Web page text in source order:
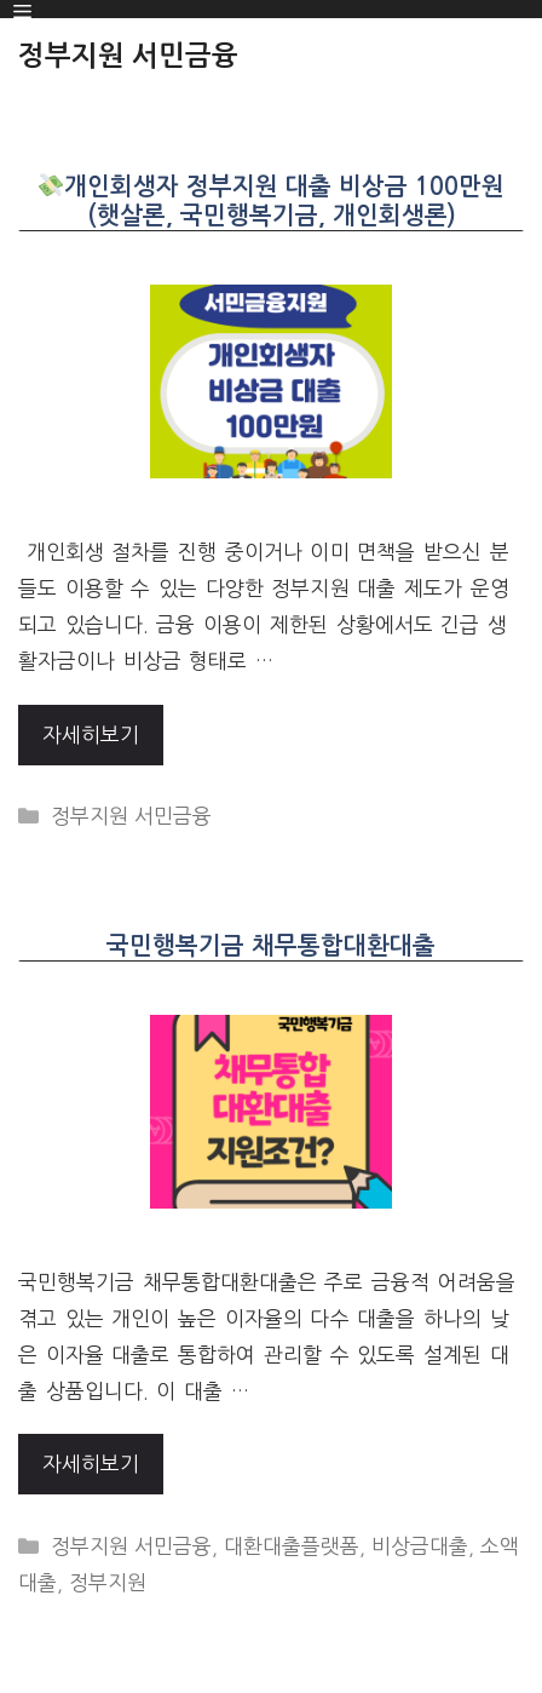
SKIP
TO
Menu
정부지원 서민금융
개인회생자 정부지원 대출 비상금 100만원
(햇살론, 국민행복기금, 개인회생론)
개인회생 절차를 진행 중이거나 이미 면책을 받으신 분
들도 이용할 수 있는 다양한 정부지원 대출 제도가 운영
되고 있습니다. 금융 이용이 제한된 상황에서도 긴급 생
활자금이나 비상금 형태로 …
자세히보기
CATEGORIES
정부지원 서민금융
국민행복기금 채무통합대환대출
국민행복기금 채무통합대환대출은 주로 금융적 어려움을
겪고 있는 개인이 높은 이자율의 다수 대출을 하나의 낮
은 이자율 대출로 통합하여 관리할 수 있도록 설계된 대
출 상품입니다. 이 대출 …
자세히보기
CATEGORIES
정부지원 서민금융 대환대출플랫폼 비상금대출
소액
대출
정부지원